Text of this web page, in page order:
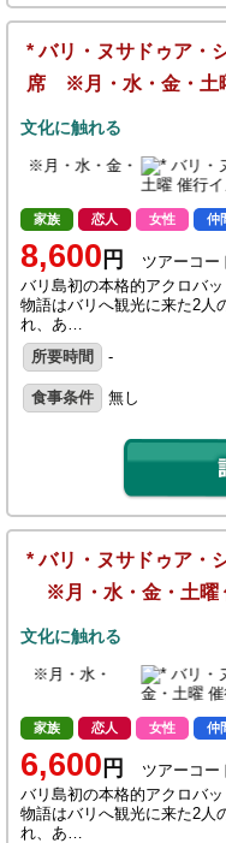
* バリ・ヌサドゥア・
席 ※月・水・金・土
文化に触れる
家族 恋人 女性 仲
8,600 円
ツアーコー
バリ島初の本格的アクロバ
物語はバリへ観光に来た2人
れ、あ…
所要時間
-
食事条件 無し
* バリ・ヌサドゥア・
※月・水・金・土曜
文化に触れる
家族 恋人 女性 仲
6,600 円
ツアーコー
バリ島初の本格的アクロバ
物語はバリへ観光に来た2人
れ、あ…